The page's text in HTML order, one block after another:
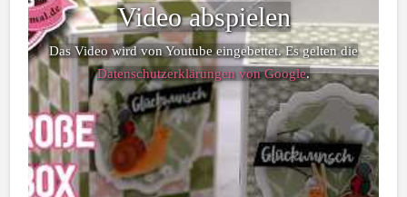
Video abspielen
Das Video wird von Youtube eingebettet. Es gelten die
Datenschutzerklärungen von Google.